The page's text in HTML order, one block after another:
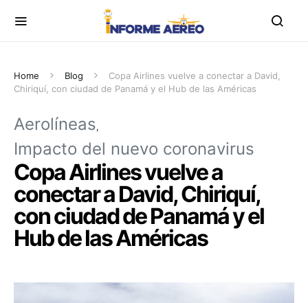
Home Blog
Copa Airlines vuelve a conectar a David,
Chiriquí, con ciudad de Panamá y el Hub de las Américas
Aerolíneas
Impacto del nuevo coronavirus
Copa Airlines vuelve a
conectar a David, Chiriquí,
con ciudad de Panamá y el
Hub de las Américas